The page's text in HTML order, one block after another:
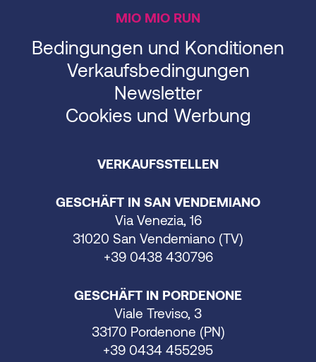
MIO MIO RUN
Bedingungen und Konditionen
Verkaufsbedingungen
Newsletter
Cookies und Werbung
VERKAUFSSTELLEN
GESCHÄFT IN SAN VENDEMIANO
Via Venezia, 16
31020 San Vendemiano (TV)
+39 0438 430796
GESCHÄFT IN PORDENONE
Viale Treviso, 3
33170 Pordenone (PN)
+39 0434 455295